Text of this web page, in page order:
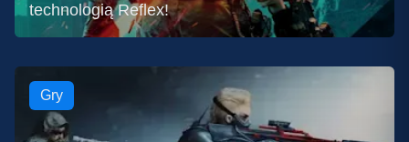
technologią Reflex!
Gry